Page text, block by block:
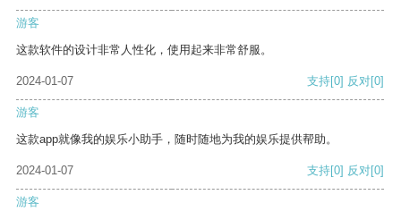
游客
这款软件的设计非常人性化，使用起来非常舒服。
2024-01-07 支持[0] 反对[0]
游客
这款app就像我的娱乐小助手，随时随地为我的娱乐提供帮助。
2024-01-07 支持[0] 反对[0]
游客